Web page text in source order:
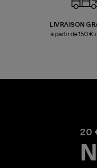
LIVRAISON
à partir de 150 €
20